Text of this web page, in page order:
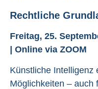
Rechtliche
Freitag, 25.
| Online via ZOOM
Künstliche Intelligenz
Möglichkeiten – auch